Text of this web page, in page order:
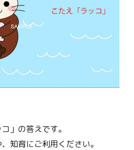
」の答えです。
知育にご利用ください。